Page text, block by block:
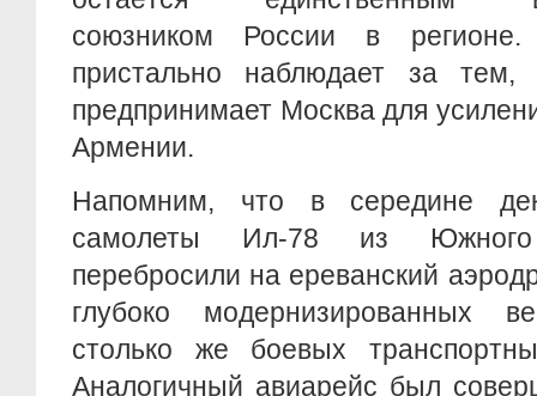
союзником России в регионе.
пристально наблюдает за
предпринимает Москва для
Армении.
Напомним, что в середине
самолеты Ил-78 из Южного
перебросили на ереванский
глубоко модернизированных
столько же боевых
Аналогичный авиарейс был